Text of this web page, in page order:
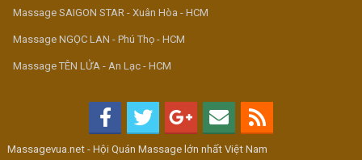
Massage SAIGON STAR - Xuân Hòa - HCM
Massage NGỌC LAN - Phú Thọ - HCM
Massage TÊN LỬA - An Lạc - HCM
Massagevua.net - Hội Quán Massage lớn nhất Việt Nam